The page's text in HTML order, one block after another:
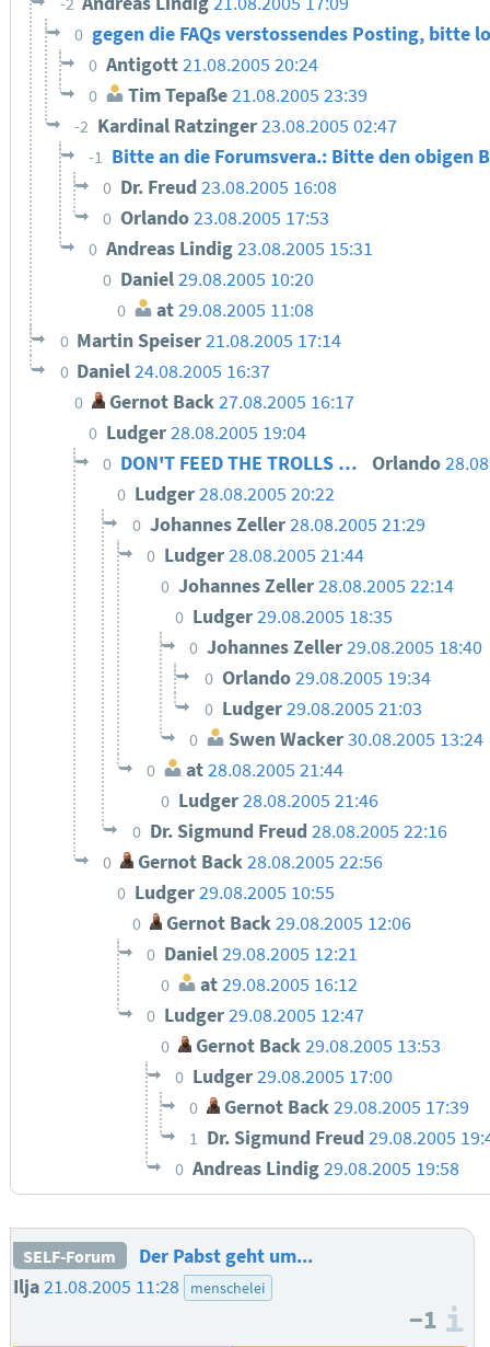
0 gegen die FAQs verstossendes Posting, bitte
0 Antigott21.08.2005 20:24
0 Tim Tepaße21.08.2005 23:39
-2 Kardinal Ratzinger23.08.2005 02:47
-1 Bitte an die Forumsvera.: Bitte den obigen
0 Dr. Freud23.08.2005 16:08
0 Orlando23.08.2005 17:53
0 Andreas Lindig23.08.2005 15:31
0 Daniel29.08.2005 10:20
0 at29.08.2005 11:08
0 Martin Speiser21.08.2005 17:14
0 Daniel24.08.2005 16:37
0 Gernot Back 27.08.2005 16:17
0 Ludger28.08.2005 19:04
0 DON'T FEED THE TROLLS … Orlando
0 Ludger28.08.2005 20:22
0 Johannes Zeller28.08.2005 21:29
0 Ludger28.08.2005 21:44
0 Johannes Zeller28.08.2005 22:14
0 Ludger29.08.2005 18:35
0 Johannes Zeller29.08.2005 18:40
0 Orlando29.08.2005 19:34
0 Ludger29.08.2005 21:03
0 Swen Wacker30.08.2005 13:24
0 at 28.08.2005 21:44
0 Ludger28.08.2005 21:46
0 Dr. Sigmund Freud 28.08.2005 22:16
0 Gernot Back28.08.2005 22:56
0 Ludger29.08.2005 10:55
0 Gernot Back29.08.2005 12:06
0 Daniel29.08.2005 12:21
0 at29.08.2005 16:12
0 Ludger29.08.2005 12:47
0 Gernot Back29.08.2005 13:53
0 Ludger29.08.2005 17:00
0 Gernot Back29.08.2005 17:39
1 Dr. Sigmund Freud29.08.2005
0 Andreas Lindig29.08.2005 19:58
SELF-Forum
Der Pabst geht um...
Ilja21.08.2005 11:28 menschelei
−1